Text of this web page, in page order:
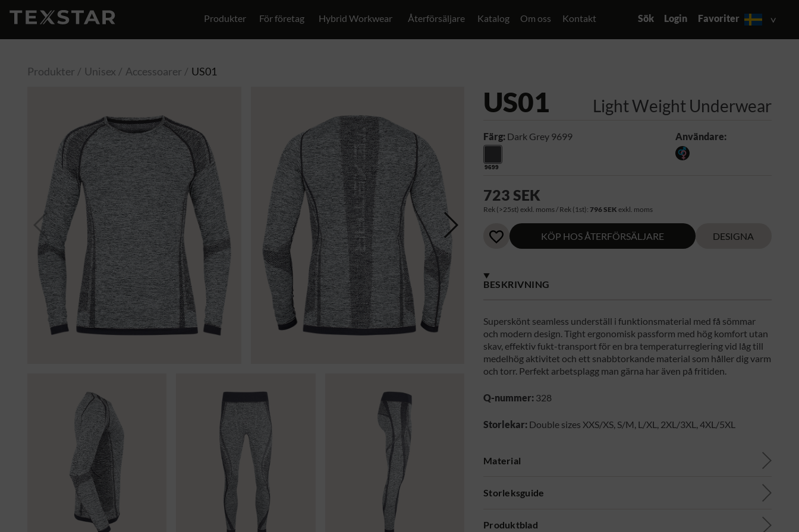
Produkter För företag Hybrid Workwear Återförsäljare Katalog Om oss Kontakt Sök Login Favoriter
Produkter Unisex Accessoarer US01
US01 Light Weight Underwear
Färg: Dark Grey 9699
9699
Användare:
723 SEK
Rek (>25st) exkl. moms / Rek (1st):796 SEK exkl. moms
KÖP HOS ÅTERFÖRSÄLJARE DESIGNA
BESKRIVNING
Superskönt seamless underställ i funktionsmaterial med få sömmar
och modern design. Tight ergonomisk passform med hög komfort utan
skav, effektiv fukt-transport för en bra temperaturreglering vid låg till
medelhög aktivitet och ett snabbtorkande material som håller dig varm
och torr. Perfekt arbetsplagg man gärna har även på fritiden.
Q-nummer: 328
Storlekar: Double sizes XXS/XS, S/M, L/XL, 2XL/3XL, 4XL/5XL
Material
Storleksguide
Produktblad